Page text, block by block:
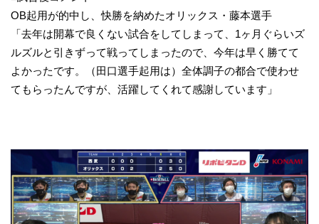
OB起用が的中し、快勝を納めたオリックス・藤本選手
「去年は開幕で良くない試合をしてしまって、1ヶ月ぐらいズ
ルズルと引きずって戦ってしまったので、今年は早く勝てて
よかったです。（田口選手起用は）全体調子の都合で使わせ
てもらったんですが、活躍してくれて感謝しています」